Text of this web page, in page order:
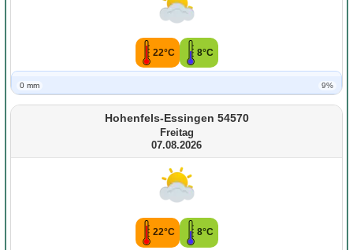
22°C 8°C
0 mm 9%
Hohenfels-Essingen 54570
Freitag
07.08.2026
22°C 8°C